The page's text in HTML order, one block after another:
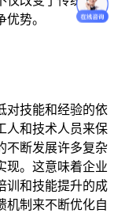
势。
对技能和经验的依
人和技术人员来保
不断发展许多复杂
现。这意味着企业
训和技能提升的成
机制来不断优化自